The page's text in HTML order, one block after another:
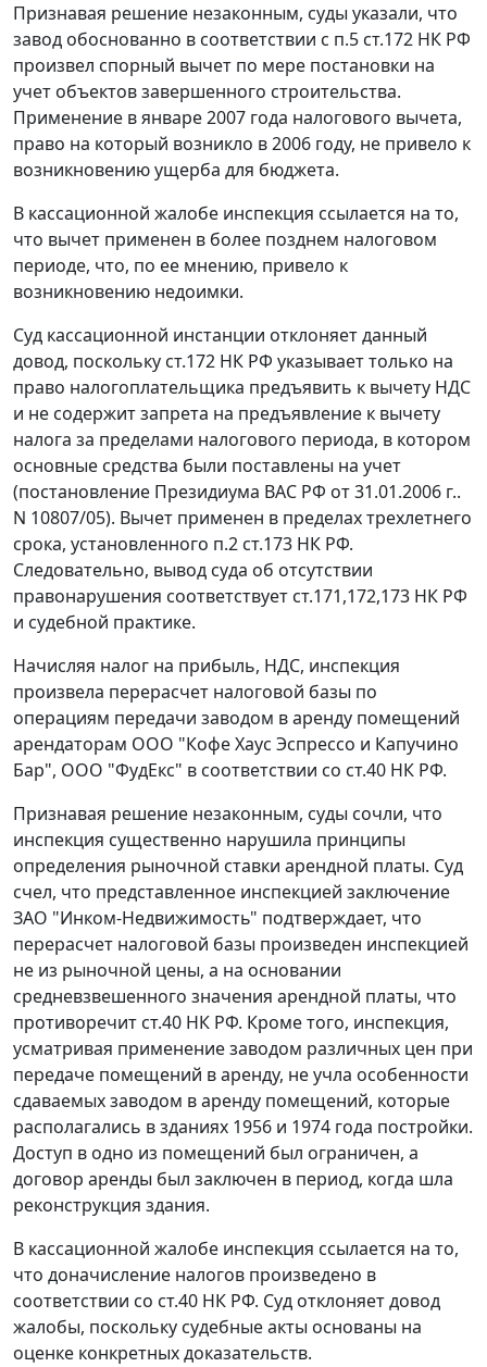
Признавая решение незаконным, суды указали, что
завод обоснованно в соответствии с п.5 ст.172 НК РФ
произвел спорный вычет по мере постановки на
учет объектов завершенного строительства.
Применение в январе 2007 года налогового вычета,
право на который возникло в 2006 году, не привело к
возникновению ущерба для бюджета.
В кассационной жалобе инспекция ссылается на то,
что вычет применен в более позднем налоговом
периоде, что, по ее мнению, привело к
возникновению недоимки.
Суд кассационной инстанции отклоняет данный
довод, поскольку ст.172 НК РФ указывает только на
право налогоплательщика предъявить к вычету НДС
и не содержит запрета на предъявление к вычету
налога за пределами налогового периода, в котором
основные средства были поставлены на учет
(постановление Президиума ВАС РФ от 31.01.2006 г..
N 10807/05). Вычет применен в пределах трехлетнего
срока, установленного п.2 ст.173 НК РФ.
Следовательно, вывод суда об отсутствии
правонарушения соответствует ст.171,172,173 НК РФ
и судебной практике.
Начисляя налог на прибыль, НДС, инспекция
произвела перерасчет налоговой базы по
операциям передачи заводом в аренду помещений
арендаторам ООО "Кофе Хаус Эспрессо и Капучино
Бар", ООО "ФудЕкс" в соответствии со ст.40 НК РФ.
Признавая решение незаконным, суды сочли, что
инспекция существенно нарушила принципы
определения рыночной ставки арендной платы. Суд
счел, что представленное инспекцией заключение
ЗАО "Инком-Недвижимость" подтверждает, что
перерасчет налоговой базы произведен инспекцией
не из рыночной цены, а на основании
средневзвешенного значения арендной платы, что
противоречит ст.40 НК РФ. Кроме того, инспекция,
усматривая применение заводом различных цен при
передаче помещений в аренду, не учла особенности
сдаваемых заводом в аренду помещений, которые
располагались в зданиях 1956 и 1974 года постройки.
Доступ в одно из помещений был ограничен, а
договор аренды был заключен в период, когда шла
реконструкция здания.
В кассационной жалобе инспекция ссылается на то,
что доначисление налогов произведено в
соответствии со ст.40 НК РФ. Суд отклоняет довод
жалобы, поскольку судебные акты основаны на
оценке конкретных доказательств.